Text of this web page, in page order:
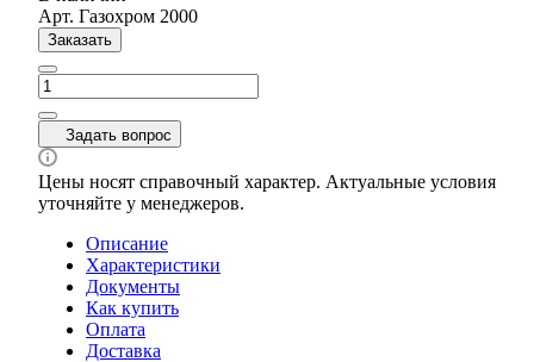
Арт. Газохром 2000
Заказать
Задать вопрос
Цены носят справочный характер. Актуальные условия
уточняйте у менеджеров.
Описание
Характеристики
Документы
Как купить
Оплата
Доставка